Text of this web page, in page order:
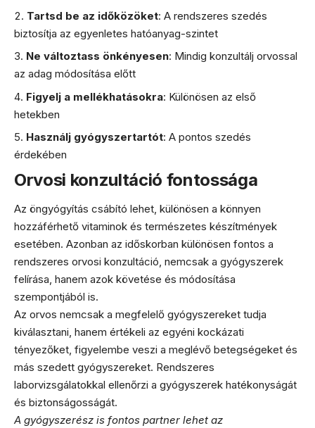
Tartsd be az időközöket: A rendszeres szedés
biztosítja az egyenletes hatóanyag-szintet
Ne változtass önkényesen: Mindig konzultálj orvossal
az adag módosítása előtt
Figyelj a mellékhatásokra: Különösen az első
hetekben
Használj gyógyszertartót: A pontos szedés
érdekében
Orvosi konzultáció fontossága
Az öngyógyítás csábító lehet, különösen a könnyen
hozzáférhető vitaminok és természetes készítmények
esetében. Azonban az időskorban különösen fontos a
rendszeres orvosi konzultáció, nemcsak a gyógyszerek
felírása, hanem azok követése és módosítása
szempontjából is.
Az orvos nemcsak a megfelelő gyógyszereket tudja
kiválasztani, hanem értékeli az egyéni kockázati
tényezőket, figyelembe veszi a meglévő betegségeket és
más szedett gyógyszereket. Rendszeres
laborvizsgálatokkal ellenőrzi a gyógyszerek hatékonyságát
és biztonságosságát.
A gyógyszerész is fontos partner lehet az